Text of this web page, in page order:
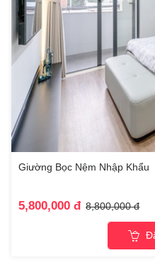
Giường Bọc Nệm Nhập Khẩu
5,800,000 đ 8,800,000 đ